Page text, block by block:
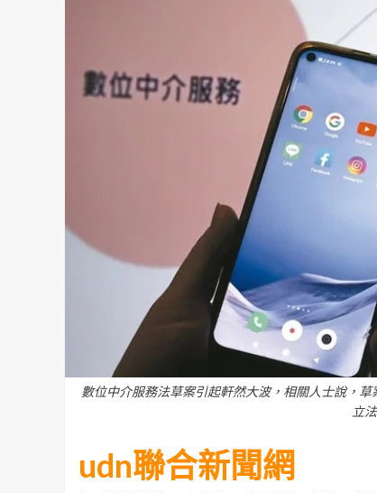
數位中介服務法草案引起軒然大波，相關人士說，
立
udn聯合新聞網